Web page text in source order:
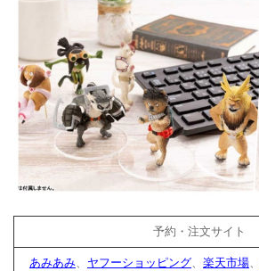
予約・注文サイト
あみあみ、 ヤフーショッピング、 楽天市場、